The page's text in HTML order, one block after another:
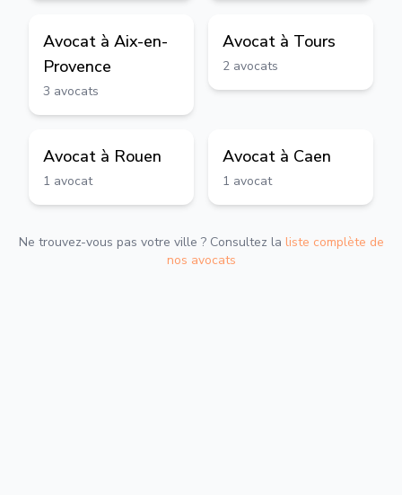
Avocat à Aix-en-
Provence
3 avocats
Avocat à Tours
2 avocats
Avocat à Rouen
1 avocat
Avocat à Caen
1 avocat
Ne trouvez-vous pas votre ville ? Consultez la liste complète de
nos avocats